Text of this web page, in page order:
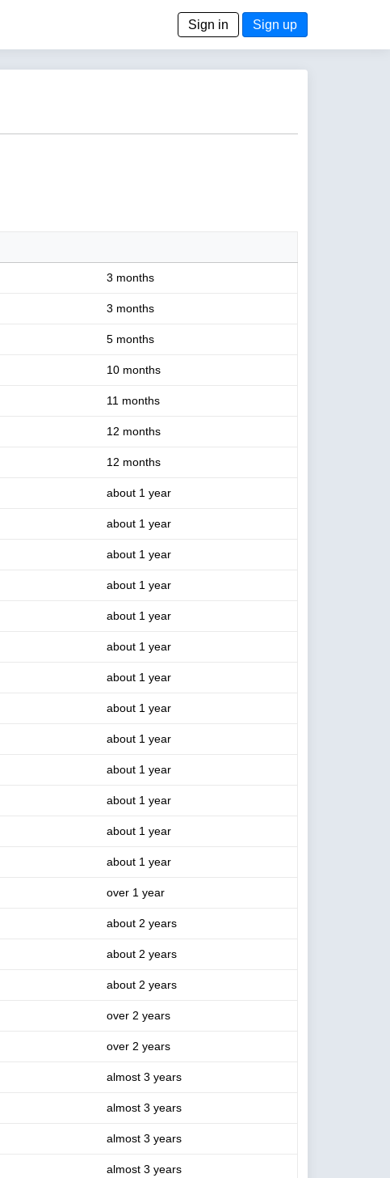
Sign in Sign up
3 months
3 months
5 months
10 months
11 months
12 months
12 months
about 1 year
about 1 year
about 1 year
about 1 year
about 1 year
about 1 year
about 1 year
about 1 year
about 1 year
about 1 year
about 1 year
about 1 year
about 1 year
over 1 year
about 2 years
about 2 years
about 2 years
over 2 years
over 2 years
almost 3 years
almost 3 years
almost 3 years
almost 3 years